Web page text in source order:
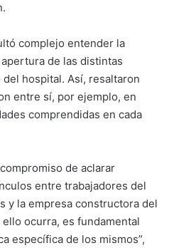
complejo entender la
de las distintas
hospital. Así, resaltaron
entre sí, por ejemplo, en
comprendidas en cada
de aclarar
entre trabajadores del
y la empresa constructora del
ocurra, es fundamental
específica de los mismos”,